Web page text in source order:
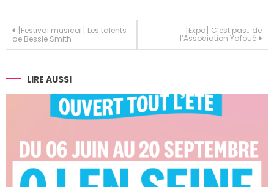
Navigation
de
l’article
[Festival musical] Les talents
de Bessie Smith
[Expo] C’est pas… de
l’Association Yafoué
LIRE AUSSI